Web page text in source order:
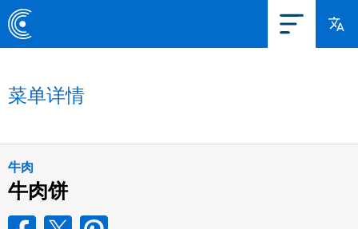
菜单详情
牛肉
牛肉饼